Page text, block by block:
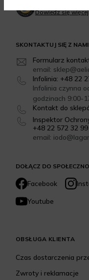
DOŁĄCZ DO
Facebook
Youtube
SKONTAKTUJ SIĘ Z NAMI
Formularz
email:
Infolinia: +48 22
Infolinia czynna
godzinach 9:00-
Kontakt do
Inspektor
+48 22 572 32 99
email:
OBSŁUGA KLIENTA
Czas dostarczenia
Zwroty i reklamacje
Dowiedz się więcej